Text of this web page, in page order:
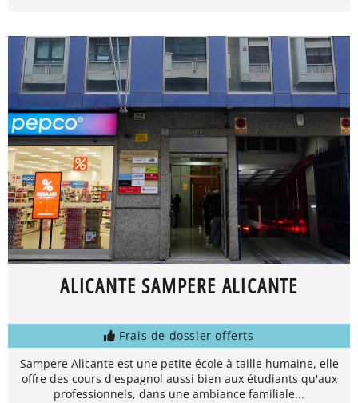
ALICANTE SAMPERE ALICANTE
Frais de dossier offerts
Sampere Alicante est une petite école à taille humaine, elle
offre des cours d'espagnol aussi bien aux étudiants qu'aux
professionnels, dans une ambiance familiale...